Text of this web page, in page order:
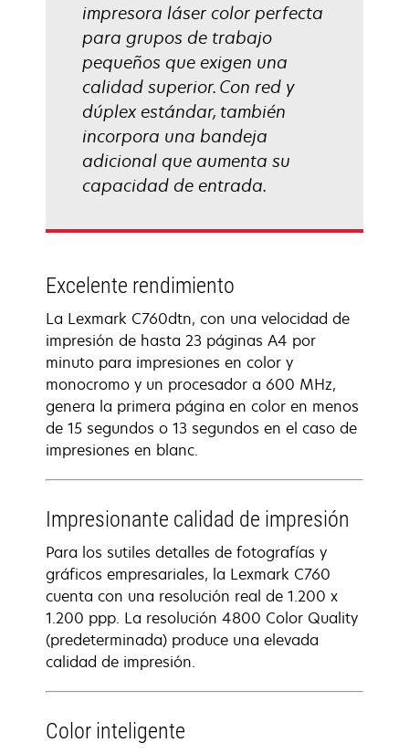
impresora láser color perfecta
para grupos de trabajo
pequeños que exigen una
calidad superior. Con red y
dúplex estándar, también
incorpora una bandeja
adicional que aumenta su
capacidad de entrada.
Excelente rendimiento
La Lexmark C760dtn, con una velocidad de
impresión de hasta 23 páginas A4 por
minuto para impresiones en color y
monocromo y un procesador a 600 MHz,
genera la primera página en color en menos
de 15 segundos o 13 segundos en el caso de
impresiones en blanc.
Impresionante calidad de impresión
Para los sutiles detalles de fotografías y
gráficos empresariales, la Lexmark C760
cuenta con una resolución real de 1.200 x
1.200 ppp. La resolución 4800 Color Quality
(predeterminada) produce una elevada
calidad de impresión.
Color inteligente